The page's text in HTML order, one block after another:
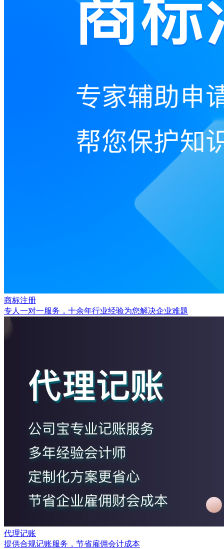
商标注册
专人一对一服务，十余年行业经验为您解决企业难题
代理记账
提供合规记账服务，节省雇佣会计成本